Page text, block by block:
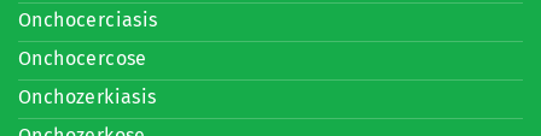
Onchocerciasis
Onchocercose
Onchozerkiasis